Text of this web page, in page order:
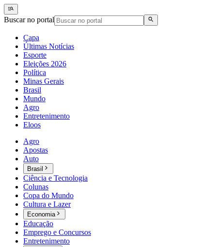
Buscar no portal
Capa
Últimas Notícias
Esporte
Eleições 2026
Política
Minas Gerais
Brasil
Mundo
Agro
Entretenimento
Eloos
Agro
Apostas
Auto
Brasil
Ciência e Tecnologia
Colunas
Copa do Mundo
Cultura e Lazer
Economia
Educação
Emprego e Concursos
Entretenimento